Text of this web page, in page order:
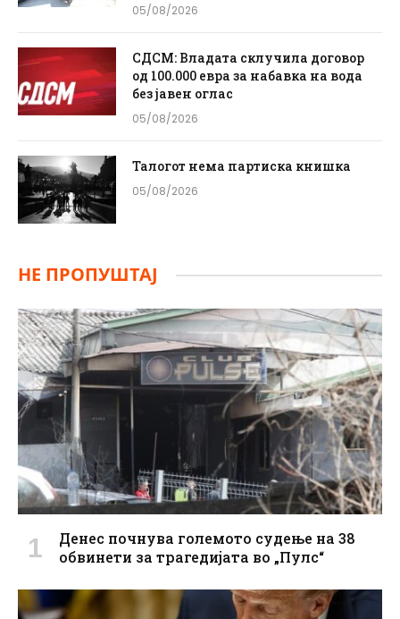
05/08/2026
СДСМ: Владата склучила договор
од 100.000 евра за набавка на вода
без јавен оглас
05/08/2026
Талогот нема партиска книшка
05/08/2026
НЕ ПРОПУШТАЈ
Денес почнува големото судење на 38
обвинети за трагедијата во „Пулс“